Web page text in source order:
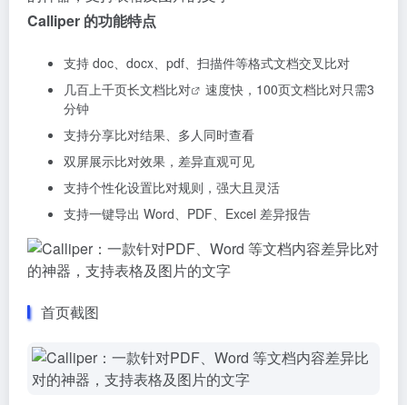
Calliper 的功能特点
支持 doc、docx、pdf、扫描件等格式文档交叉比对
几百上千页长文档比对
速度快，100页文档比对只需3
分钟
支持分享比对结果、多人同时查看
双屏展示比对效果，差异直观可见
支持个性化设置比对规则，强大且灵活
支持一键导出 Word、PDF、Excel 差异报告
首页截图